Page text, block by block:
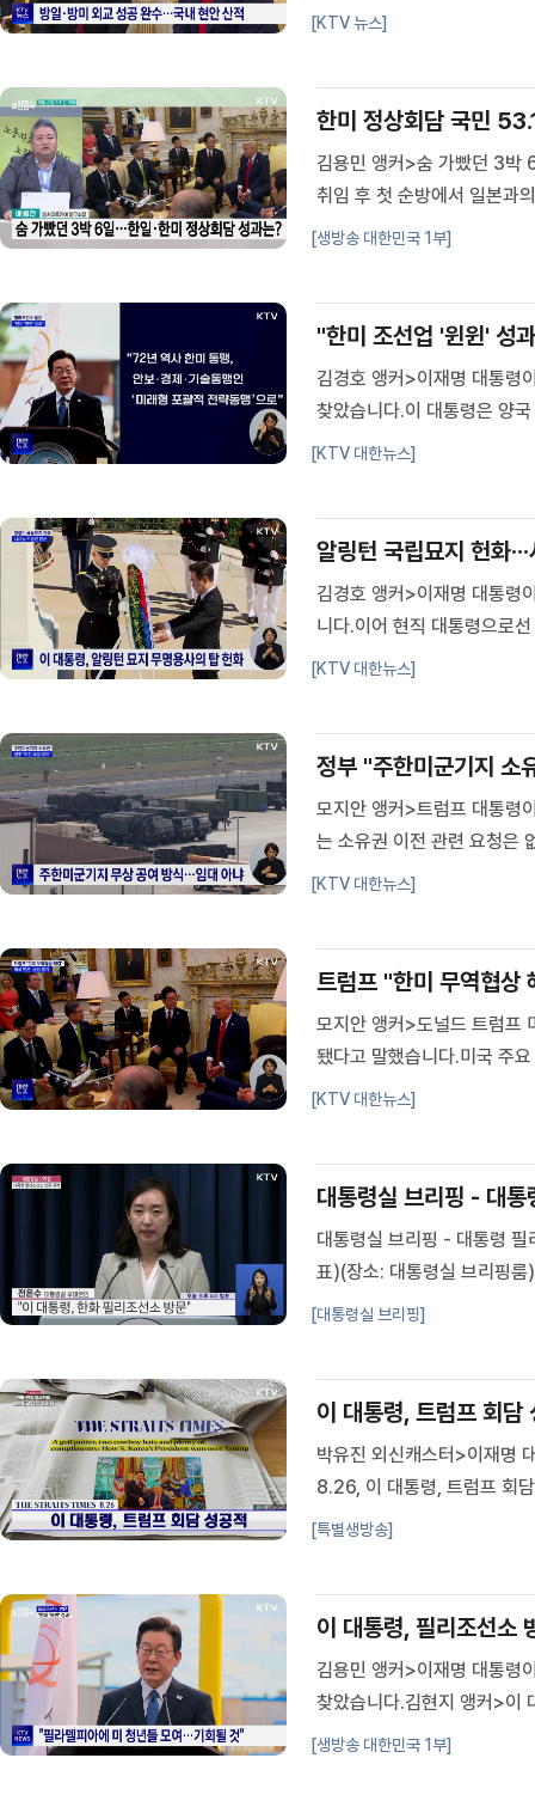
진 기자의 보도입니다.이혜
[KTV 뉴스]
한미 정상회담 국민
김용민 앵커>숨 가빴던 3박
취임 후 첫 순방에서 일본과
지 앵커>국회를 통과한 노
[생방송 대한민국 1부]
"한미 조선업 '윈윈' 성
김경호 앵커>이재명 대통령
찾았습니다.이 대통령은 양
영은 기자입니다.최영은 기
[KTV 대한뉴스]
알링턴 국립묘지 헌화
김경호 앵커>이재명 대통령
니다.이어 현직 대통령으로
이혜진 기자입니다.이혜진
[KTV 대한뉴스]
정부 "주한미군기지 소
모지안 앵커>트럼프 대통령
는 소유권 이전 관련 요청은
프 미국 대통령은 한미정상
[KTV 대한뉴스]
트럼프 "한미 무역협상
모지안 앵커>도널드 트럼프
됐다고 말했습니다.미국 주
료시켰다며 호평을 쏟아냈
[KTV 대한뉴스]
대통령실 브리핑 - 대
대통령실 브리핑 - 대통령
표)(장소: 대통령실 브리핑룸)
[대통령실 브리핑]
이 대통령, 트럼프 회
박유진 외신캐스터>이재명
8.26, 이 대통령, 트럼프 회
다.외신도 이재명 대통령의
[특별생방송]
이 대통령, 필리조선소
김용민 앵커>이재명 대통령
찾았습니다.김현지 앵커>이
한미 간 협력 의지를 재차
[생방송 대한민국 1부]